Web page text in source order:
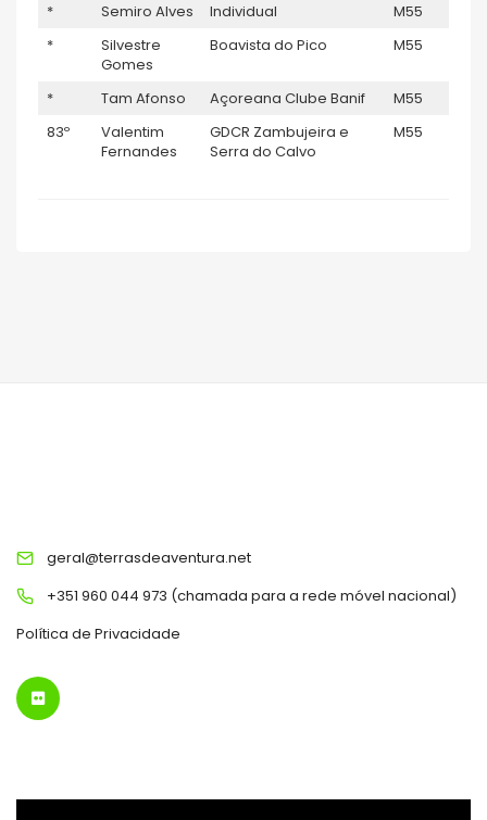
* Semiro Alves Individual M55
*
Silvestre
Gomes
Boavista do Pico M55
* Tam Afonso Açoreana Clube Banif M55
83º
Valentim
Fernandes
GDCR Zambujeira e
Serra do Calvo
M55
geral@terrasdeaventura.net
+351 960 044 973 (chamada para a rede móvel nacional)
Política de Privacidade